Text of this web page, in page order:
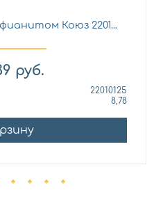
Коюз 2201...
руб.
22010125
8,78